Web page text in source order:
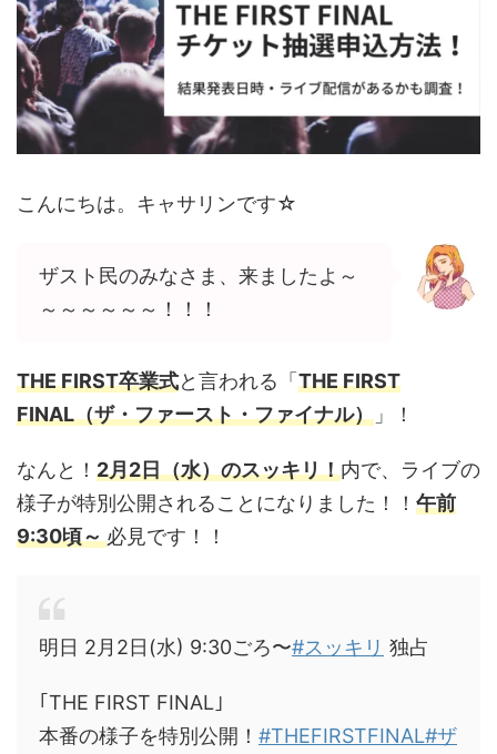
こんにちは。キャサリンです☆
ザスト民のみなさま、来ましたよ～
～～～～～～！！！
THE FIRST卒業式と言われる「 THE FIRST
FINAL（ザ・ファースト・ファイナル） 」！
なんと！ 2月2日（水）のスッキリ！内で、ライブの
様子が特別公開されることになりました！！ 午前
9:30頃～必見です！！
明日 2月2日(水) 9:30ごろ〜#スッキリ 独占
｢THE FIRST FINAL｣
本番の様子を特別公開！ #THEFIRSTFINAL#ザ